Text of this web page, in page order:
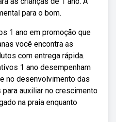
para o bom.
1 ano em promoção que
você encontra as
com entrega rápida.
1 ano desempenham
no desenvolvimento das
auxiliar no crescimento
na praia enquanto